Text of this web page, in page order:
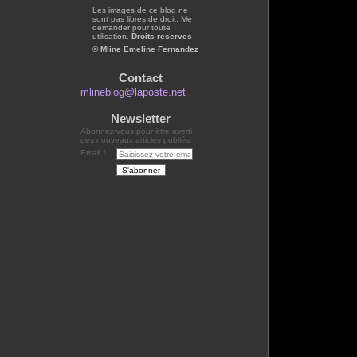
Les images de ce blog ne
sont pas libres de droit. Me
demander pour toute
utilisation.
Droits reserves
© Mline Emeline Fernandez
Contact
mlineblog@laposte.net
Newsletter
Abonnez-vous pour être averti
des nouveaux articles publiés.
Email